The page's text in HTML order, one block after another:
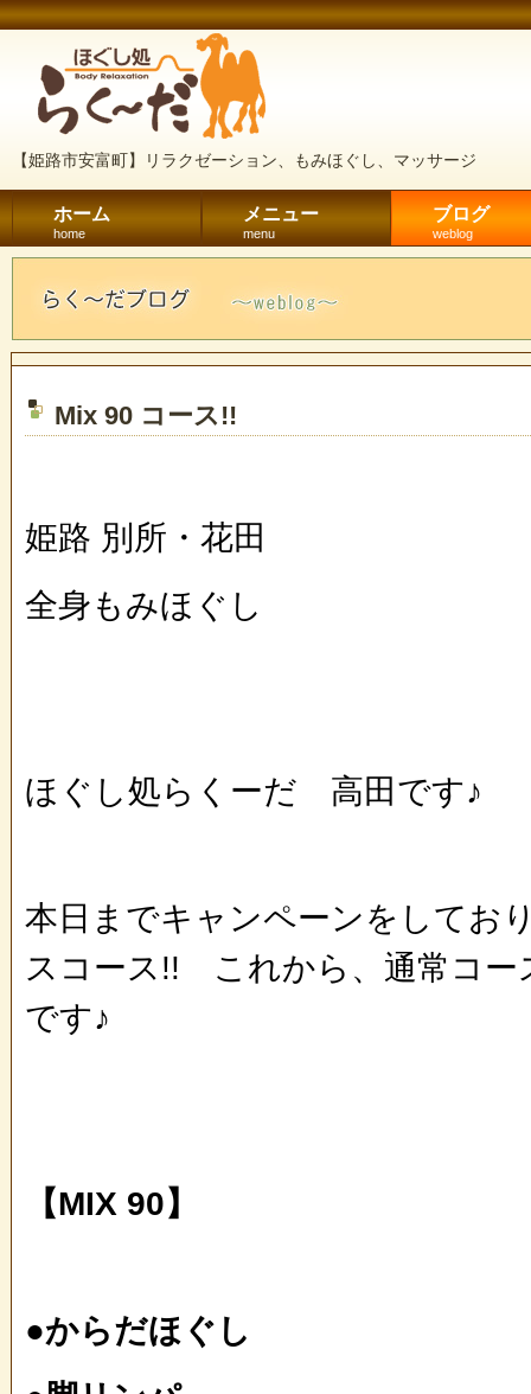
【姫路市安富町】リラクゼーション、もみほぐし、マッサージ
ホーム
home
メニュー
menu
ブログ
weblog
Mix 90 コース!!
姫路 別所・花田
全身もみほぐし
ほぐし処らくーだ 高田です♪
本日までキャンペーンをしてお
スコース!! これから、通常コー
です♪
【MIX 90】
●からだほぐし